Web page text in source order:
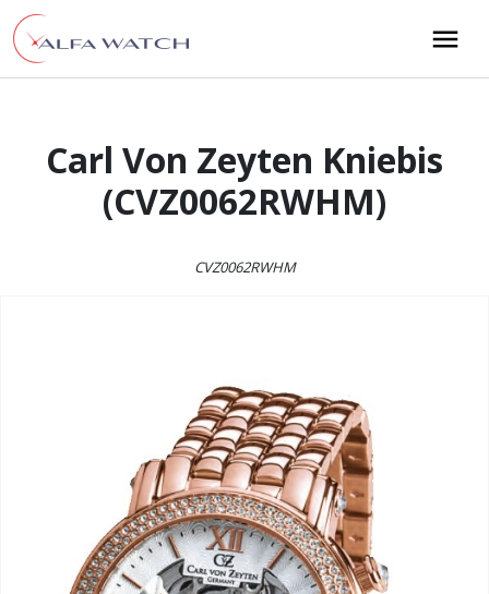
Przejdź do treści
Main Navigation
Carl Von Zeyten Kniebis
(CVZ0062RWHM)
CVZ0062RWHM